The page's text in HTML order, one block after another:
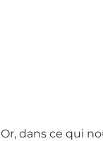
Or, dans ce qui